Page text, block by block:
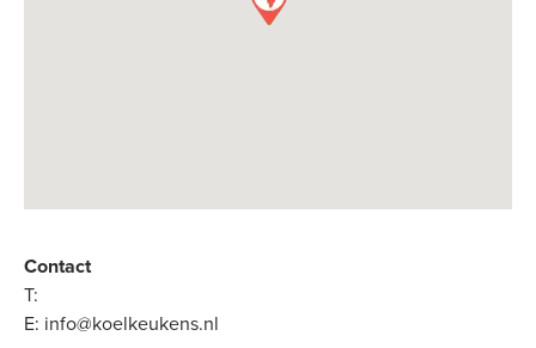
Contact
T:
E: info@koelkeukens.nl